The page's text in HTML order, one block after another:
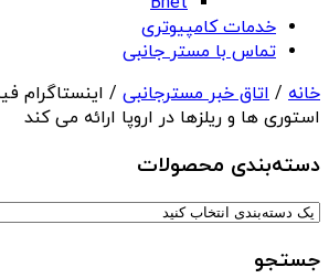
خدمات کامپیوتری
تماس با مستر جانبی
خانه / اتاق خبر مسترجانبی / اینستاگرام
استوری ها و ریلزها در اروپا ارائه می کند
دسته‌بندی‌ محصولات
جستجو